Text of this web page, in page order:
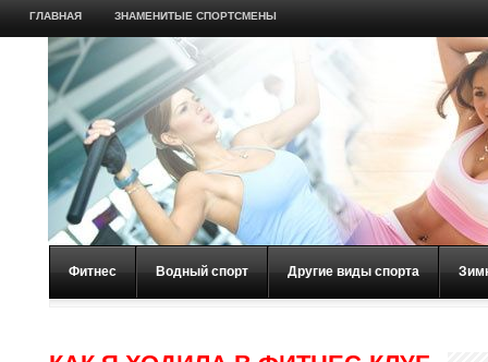
ГЛАВНАЯ ЗНАМЕНИТЫЕ СПОРТСМЕНЫ
Фитнес Водный спорт Другие виды спорта